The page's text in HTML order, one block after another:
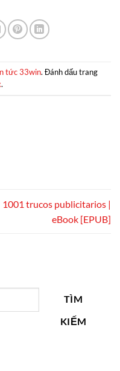
tức 33win. Đánh dấu trang
.
1001 trucos publicitarios |
eBook [EPUB]
TÌM
KIẾM